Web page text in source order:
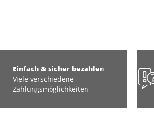
Einfach & sicher bezahlen
Viele verschiedene
Zahlungsmöglichkeiten